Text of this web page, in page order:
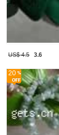
US$ 4.5 3.6
20